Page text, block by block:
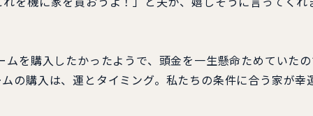
を購入したかったようで、頭金を一生懸命ためていたの
の購入は、運とタイミング。私たちの条件に合う家が幸